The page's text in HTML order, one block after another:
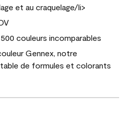
et au craquelage/li>
couleurs incomparables
Gennex, notre
de formules et colorants